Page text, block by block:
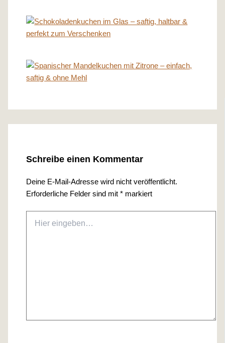
Schreibe einen Kommentar
Deine E-Mail-Adresse wird nicht veröffentlicht.
Erforderliche Felder sind mit* markiert
eingeben…